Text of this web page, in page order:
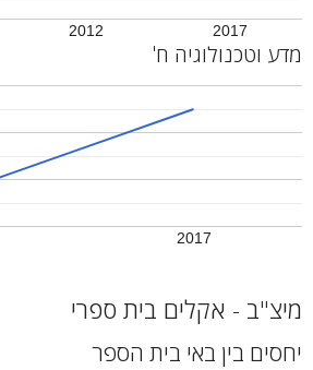
2012 2017
מדע וטכנולוגיה ח'
2017
מיצ"ב - אקלים בית ספרי
יחסים בין באי בית הספר